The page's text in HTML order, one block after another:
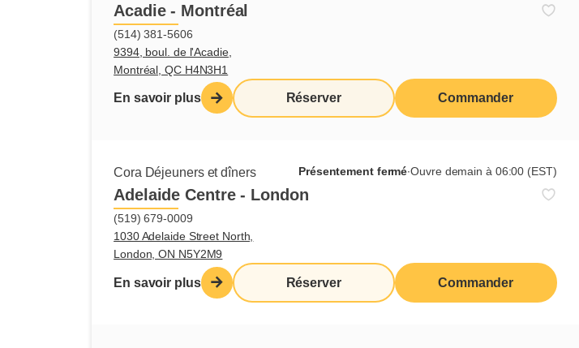
Acadie - Montréal
(514) 381-5606
9394, boul. de l'Acadie,
Montréal, QC H4N3H1
En savoir plus Réserver Commander
Cora Déjeuners et dîners Présentement fermé∙Ouvre demain à 06:00 (EST)
Adelaide Centre - London
(519) 679-0009
1030 Adelaide Street North,
London, ON N5Y2M9
En savoir plus Réserver Commander
l'entretien et du nettoyage de la section des fruits.
Tâches principales
Assembler les assiettes selon les standards Cora
Préparer et créer les montages du comptoir à fruits
recherchées
Créativité
Dextérité
Organisation
Maniement sécuritaire des couteaux